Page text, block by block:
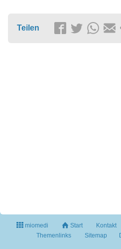
Teilen
miomedi Start Kontakt
Themenlinks
Sitemap